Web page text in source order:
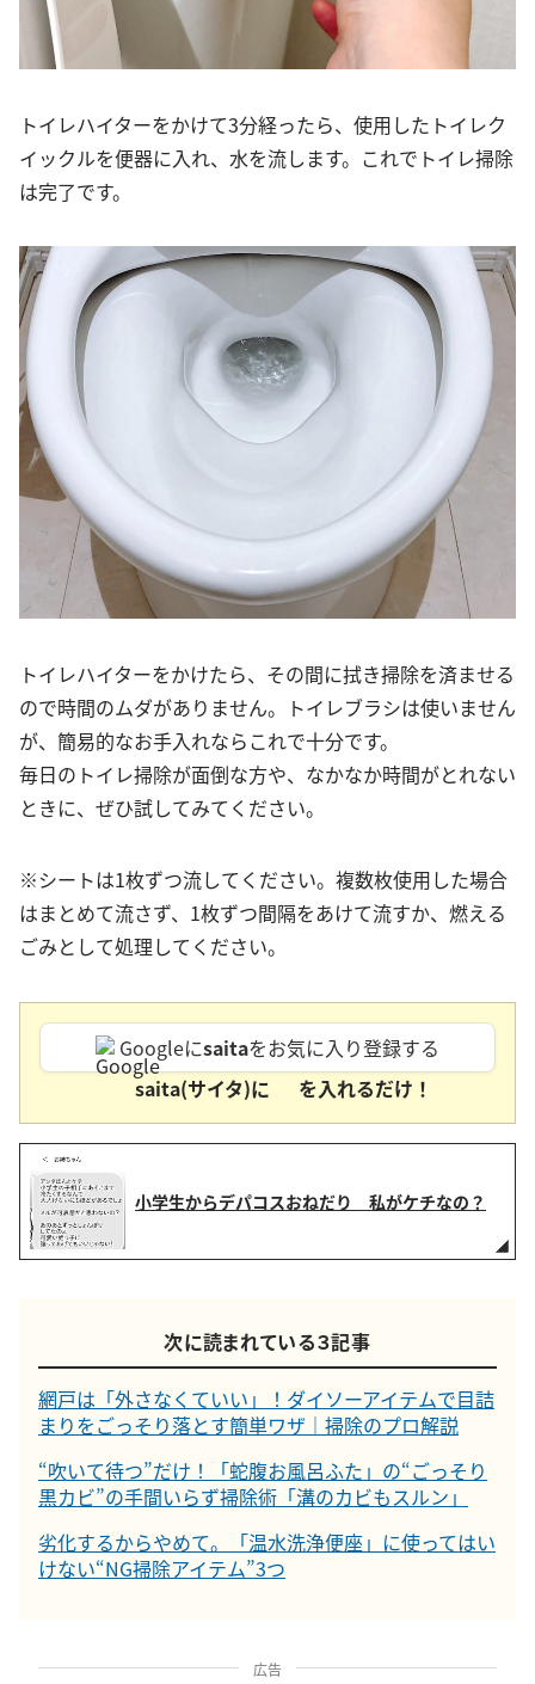
トイレハイターをかけて3分経ったら、使用したトイレク
イックルを便器に入れ、水を流します。これでトイレ掃除
は完了です。
トイレハイターをかけたら、その間に拭き掃除を済ませる
ので時間のムダがありません。トイレブラシは使いません
が、簡易的なお手入れならこれで十分です。
毎日のトイレ掃除が面倒な方や、なかなか時間がとれない
ときに、ぜひ試してみてください。
※シートは1枚ずつ流してください。複数枚使用した場合
はまとめて流さず、1枚ずつ間隔をあけて流すか、燃える
ごみとして処理してください。
Googleにsaitaをお気に入り登録する
saita(サイタ)に
を入れるだけ！
小学生からデパコスおねだり 私がケチなの？
次に読まれている３記事
網戸は「外さなくていい」！ダイソーアイテムで目詰
まりをごっそり落とす簡単ワザ｜掃除のプロ解説
“吹いて待つ”だけ！「蛇腹お風呂ふた」の“ごっそり
黒カビ”の手間いらず掃除術「溝のカビもスルン」
劣化するからやめて。「温水洗浄便座」に使ってはい
けない“NG掃除アイテム”3つ
広告